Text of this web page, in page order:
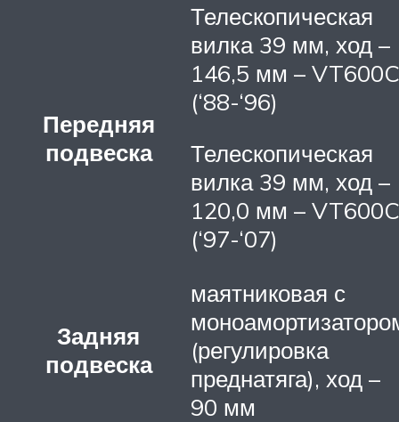
Передняя
подвеска
Телескопическая
вилка 39 мм, ход –
146,5 мм – VT600C
(‘88-‘96)
Телескопическая
вилка 39 мм, ход –
120,0 мм – VT600C
(‘97-‘07)
Задняя
подвеска
маятниковая с
(регулировка
преднатяга), ход –
90 мм